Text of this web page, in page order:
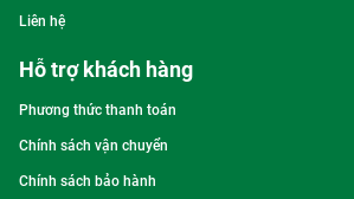
Liên hệ
Hỗ trợ khách hàng
Phương thức thanh toán
Chính sách vận chuyển
Chính sách bảo hành